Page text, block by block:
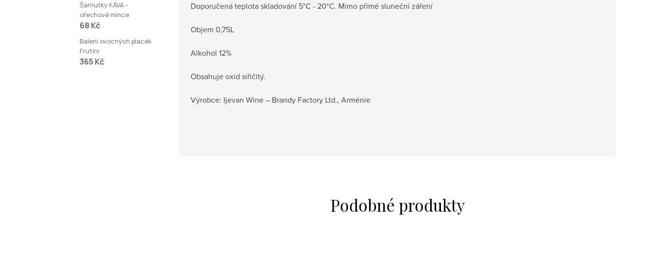
Šarnutky KÁVA –
ořechové mince
68 Kč
Balení ovocných placek
Frutini
365 Kč
Doporučená teplota skladování 5°C - 20°C. Mimo přímé sluneční záření
Objem 0,75L
Alkohol 12%
Obsahuje oxid siřičitý.
Výrobce: Ijevan Wine – Brandy Factory Ltd., Arménie